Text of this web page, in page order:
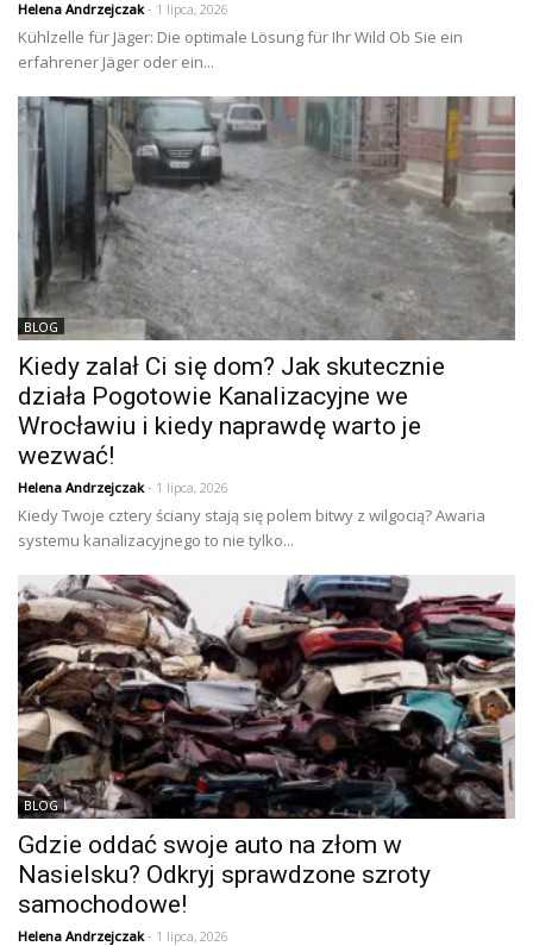
Helena Andrzejczak- 1 lipca, 2026
Kühlzelle für Jäger: Die optimale Lösung für Ihr Wild Ob Sie ein
erfahrener Jäger oder ein...
BLOG
Kiedy zalał Ci się dom? Jak skutecznie
działa Pogotowie Kanalizacyjne we
Wrocławiu i kiedy naprawdę warto je
wezwać!
Helena Andrzejczak- 1 lipca, 2026
Kiedy Twoje cztery ściany stają się polem bitwy z wilgocią? Awaria
systemu kanalizacyjnego to nie tylko...
BLOG
Gdzie oddać swoje auto na złom w
Nasielsku? Odkryj sprawdzone szroty
samochodowe!
Helena Andrzejczak- 1 lipca, 2026